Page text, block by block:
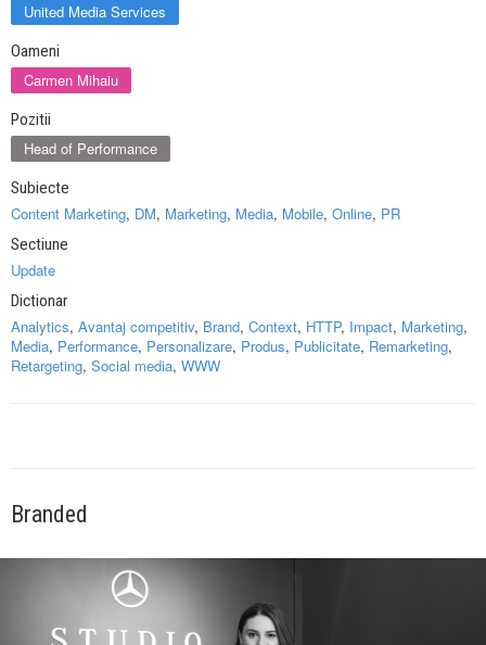
United Media Services
Oameni
Carmen Mihaiu
Pozitii
Head of Performance
Subiecte
Content Marketing, DM, Marketing, Media, Mobile, Online, PR
Sectiune
Update
Dictionar
Analytics, Avantaj competitiv, Brand, Context, HTTP, Impact, Marketing,
Media, Performance, Personalizare, Produs, Publicitate, Remarketing,
Retargeting, Social media, WWW
Branded